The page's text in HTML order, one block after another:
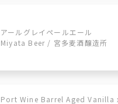
アールグレイペールエール
Miyata Beer / 宮多麦酒醸造所
Port Wine Barrel Aged Vanilla